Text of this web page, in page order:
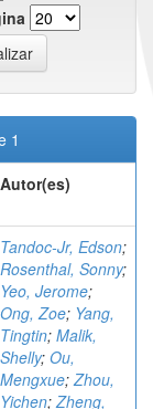
1
Autor(es)
Tandoc-Jr, Edson;
Rosenthal, Sonny;
Yeo, Jerome;
Ong, Zoe; Yang,
Tingtin; Malik,
Shelly; Ou,
Mengxue;Zhou,
Yichen;Zheng,